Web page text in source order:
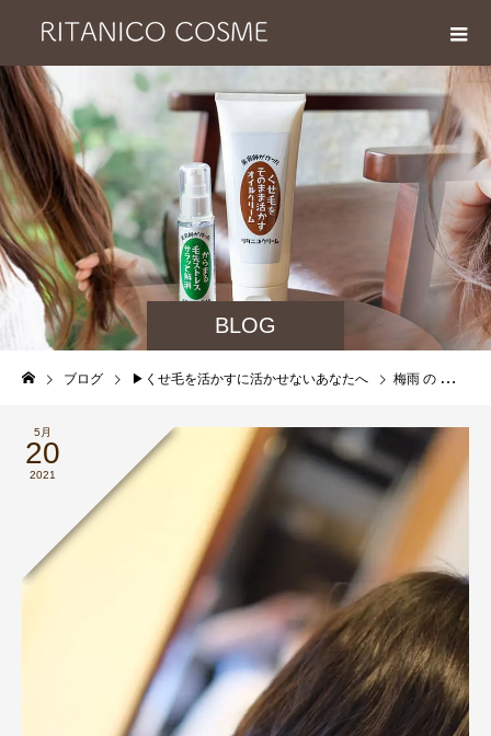
BLOG
ブログ ▶︎くせ毛を活かすに活かせないあなたへ 梅雨 の クセ毛 可愛く 活かす セット方法
5月
20
2021